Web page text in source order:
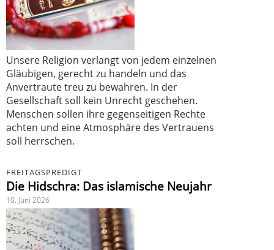
Unsere Religion verlangt von jedem einzelnen
Gläubigen, gerecht zu handeln und das
Anvertraute treu zu bewahren. In der
Gesellschaft soll kein Unrecht geschehen.
Menschen sollen ihre gegenseitigen Rechte
achten und eine Atmosphäre des Vertrauens
soll herrschen.
FREITAGSPREDIGT
Die Hidschra: Das islamische Neujahr
10. Juni 2026